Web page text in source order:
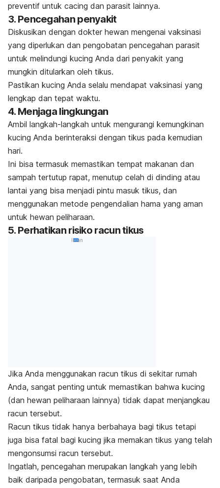
preventif untuk cacing dan parasit lainnya.
3. Pencegahan penyakit
Diskusikan dengan dokter hewan mengenai vaksinasi
yang diperlukan dan pengobatan pencegahan parasit
untuk melindungi kucing Anda dari penyakit yang
mungkin ditularkan oleh tikus.
Pastikan kucing Anda selalu mendapat vaksinasi yang
lengkap dan tepat waktu.
4. Menjaga lingkungan
Ambil langkah-langkah untuk mengurangi kemungkinan
kucing Anda berinteraksi dengan tikus pada kemudian
hari.
Ini bisa termasuk memastikan tempat makanan dan
sampah tertutup rapat, menutup celah di dinding atau
lantai yang bisa menjadi pintu masuk tikus, dan
menggunakan metode pengendalian hama yang aman
untuk hewan peliharaan.
5. Perhatikan risiko racun tikus
Iklan
Jika Anda menggunakan racun tikus di sekitar rumah
Anda, sangat penting untuk memastikan bahwa kucing
(dan hewan peliharaan lainnya) tidak dapat menjangkau
racun tersebut.
Racun tikus tidak hanya berbahaya bagi tikus tetapi
juga bisa fatal bagi kucing jika memakan tikus yang telah
mengonsumsi racun tersebut.
Ingatlah, pencegahan merupakan langkah yang lebih
baik daripada pengobatan, termasuk saat Anda